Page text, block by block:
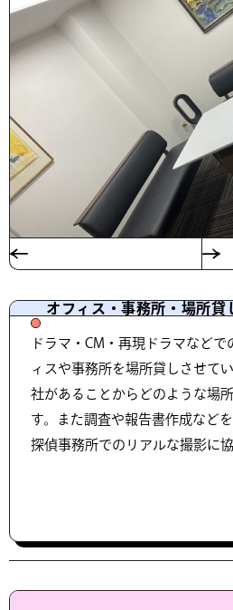
オフィス・事務所・場所貸
ドラマ・CM・再現ドラマなど
ィスや事務所を場所貸しさせて
社があることからどのような場
す。また調査や報告書作成など
探偵事務所でのリアルな撮影に